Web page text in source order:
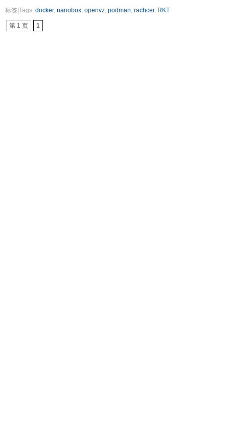
标签|Tags: docker, nanobox, openvz, podman, rachcer, RKT
第 1 页 1